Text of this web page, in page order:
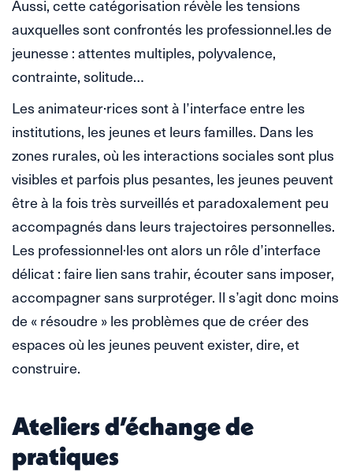
Aussi, cette catégorisation révèle les tensions
auxquelles sont confrontés les professionnel.les de
jeunesse : attentes multiples, polyvalence,
contrainte, solitude…
Les animateur·rices sont à l’interface entre les
institutions, les jeunes et leurs familles. Dans les
zones rurales, où les interactions sociales sont plus
visibles et parfois plus pesantes, les jeunes peuvent
être à la fois très surveillés et paradoxalement peu
accompagnés dans leurs trajectoires personnelles.
Les professionnel·les ont alors un rôle d’interface
délicat : faire lien sans trahir, écouter sans imposer,
accompagner sans surprotéger. Il s’agit donc moins
de « résoudre » les problèmes que de créer des
espaces où les jeunes peuvent exister, dire, et
construire.
Ateliers d’échange de
pratiques